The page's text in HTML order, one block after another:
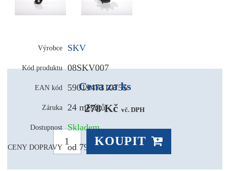
Výrobce SKV
Kód produktu 08SKV007
EAN kód 5901947310755
Záruka 24 měsíců
Dostupnost Skladem
CENY DOPRAVY od 79,- Kč
Cena za ks
278 Kč vč. DPH
KOUPIT